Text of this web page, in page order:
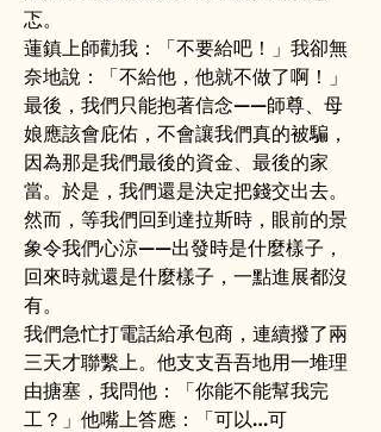
忑。
蓮鎮上師勸我：「不要給吧！」我卻無
奈地說：「不給他，他就不做了啊！」
最後，我們只能抱著信念——師尊、母
娘應該會庇佑，不會讓我們真的被騙，
因為那是我們最後的資金、最後的家
當。於是，我們還是決定把錢交出去。
然而，等我們回到達拉斯時，眼前的景
象令我們心涼——出發時是什麼樣子，
回來時就還是什麼樣子，一點進展都沒
有。
我們急忙打電話給承包商，連續撥了兩
三天才聯繫上。他支支吾吾地用一堆理
由搪塞，我問他：「你能不能幫我完
工？」他嘴上答應：「可以…可